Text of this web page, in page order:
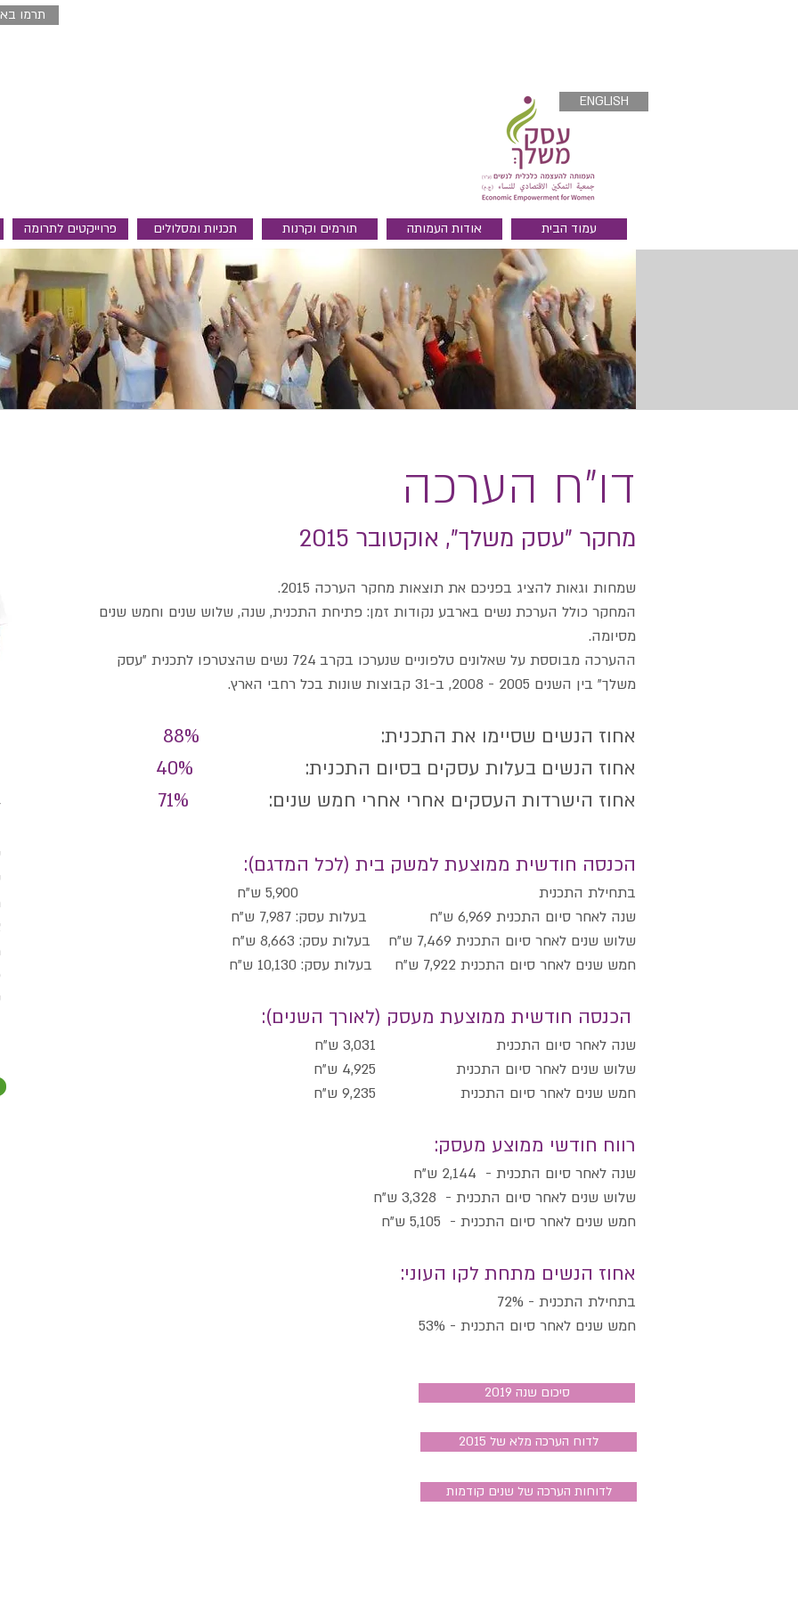
תרמו
פרוייקטים לתרומה תכניות ומסלולים תורמים וקרנות אודות העמותה עמוד הבית
ENGLISH
דו"ח הערכה
מחקר "עסק משלך", אוקטובר 2015
שמחות וגאות להציג בפניכם את תוצאות מחקר הערכה 2015.
המחקר כולל הערכת נשים בארבע נקודות זמן: פתיחת התכנית, שנה, שלוש שנים וחמש שנים
מסיומה.
ההערכה מבוססת על שאלונים טלפוניים שנערכו בקרב 724 נשים שהצטרפו לתכנית "עסק
משלך" בין השנים 2005 - 2008, ב-31 קבוצות שונות בכל רחבי הארץ.
אחוז הנשים שסיימו את התכנית:
אחוז הנשים בעלות עסקים בסיום התכנית: 40%
אחוז הישרדות העסקים אחרי אחרי חמש שנים:
הכנסה חודשית ממוצעת למשק בית (לכל המדגם):
בתחילת התכנית 5,900 ש"ח
שנה לאחר סיום התכנית 6,969 ש"ח בעלות עסק: 7,987 ש"ח
שלוש שנים לאחר סיום התכנית 7,469 ש"ח
בעלות עסק: 8,663 ש"ח
חמש שנים לאחר סיום התכנית 7,922 ש"ח
בעלות עסק: 10,130 ש"ח
הכנסה חודשית ממוצעת מעסק (לאורך השנים):
שנה לאחר סיום התכנית 3,031 ש"ח
שלוש שנים לאחר סיום התכנית 4,925 ש"ח
חמש שנים לאחר סיום התכנית 9,235 ש"ח
רווח חודשי ממוצע מעסק:
שנה לאחר סיום התכנית - 2,144 ש"ח
שלוש שנים לאחר סיום התכנית - 3,328 ש"ח
חמש שנים לאחר סיום התכנית - 5,105 ש"ח
אחוז הנשים מתחת לקו העוני:
בתחילת התכנית - 72%
חמש שנים לאחר סיום התכנית - 53%
סיכום שנה 2019
לדוח הערכה מלא של 2015
לדוחות הערכה של שנים קודמות